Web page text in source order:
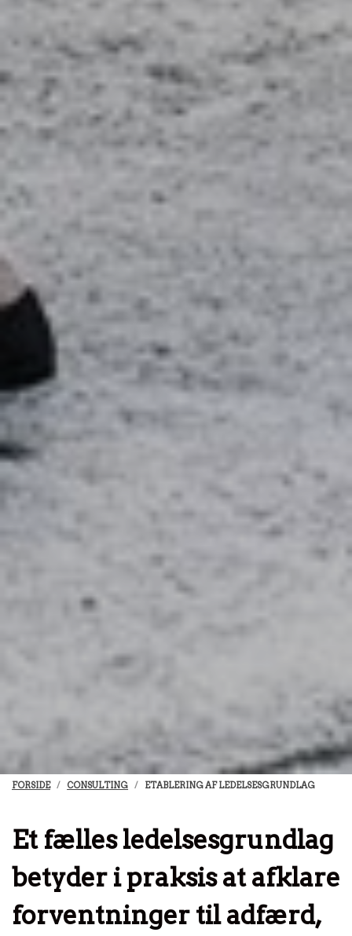
FORSIDE CONSULTING ETABLERING AF LEDELSESGRUNDLAG
Et fælles ledelsesgrundlag
betyder i praksis at afklare
forventninger til adfærd,